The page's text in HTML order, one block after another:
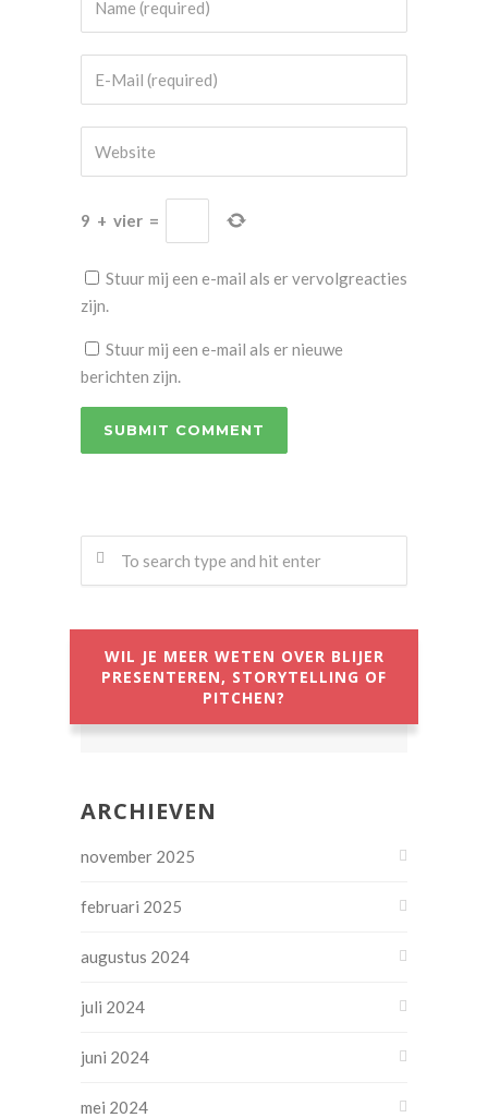
9 + vier =
Stuur mij een e-mail als er vervolgreacties
zijn.
Stuur mij een e-mail als er nieuwe
berichten zijn.
WIL JE MEER WETEN OVER BLIJER
PRESENTEREN, STORYTELLING OF
PITCHEN?
ARCHIEVEN
november 2025
februari 2025
augustus 2024
juli 2024
juni 2024
mei 2024